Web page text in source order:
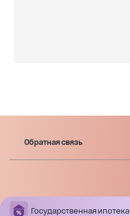
Обратная связь
Государственная ипотека